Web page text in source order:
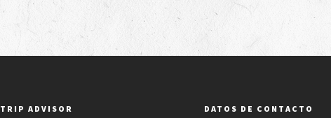
TRIP ADVISOR DATOS DE CONTACTO